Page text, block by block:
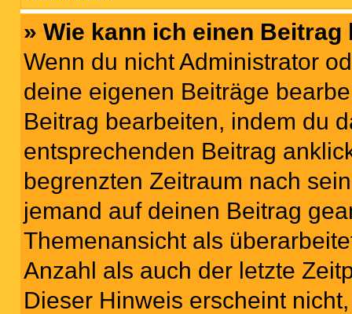
» Wie kann ich einen
Wenn du nicht Administrator
deine eigenen Beiträge
Beitrag bearbeiten, indem du
entsprechenden Beitrag
begrenzten Zeitraum nach
jemand auf deinen Beitrag
Themenansicht als
Anzahl als auch der letzte
Dieser Hinweis erscheint